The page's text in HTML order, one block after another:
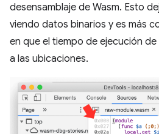
desensamblaje de Wasm. Esto
viendo datos binarios y es más
en que el tiempo de ejecución
a las ubicaciones.